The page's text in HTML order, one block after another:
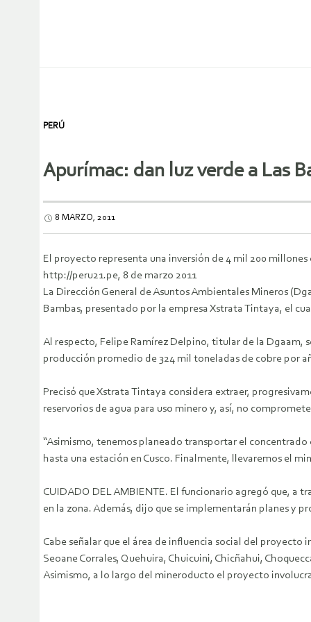
PERÚ
Apurímac: dan luz verde a Las
8 MARZO, 2011
El proyecto representa una inversión de 4 mil 200
http://peru21.pe, 8 de marzo 2011
La Dirección General de Asuntos Ambientales Mineros
Bambas, presentado por la empresa Xstrata Tintaya, el
Al respecto, Felipe Ramírez Delpino, titular de la Dgaam,
producción promedio de 324 mil toneladas de cobre por
Precisó que Xstrata Tintaya considera extraer,
reservorios de agua para uso minero y, así, no
“Asimismo, tenemos planeado transportar el
hasta una estación en Cusco. Finalmente, llevaremos el
CUIDADO DEL AMBIENTE. El funcionario agregó que, a
en la zona. Además, dijo que se implementarán planes y
Cabe señalar que el área de influencia social del proyecto
Seoane Corrales, Quehuira, Chuicuini, Chicñahui,
Asimismo, a lo largo del mineroducto el proyecto